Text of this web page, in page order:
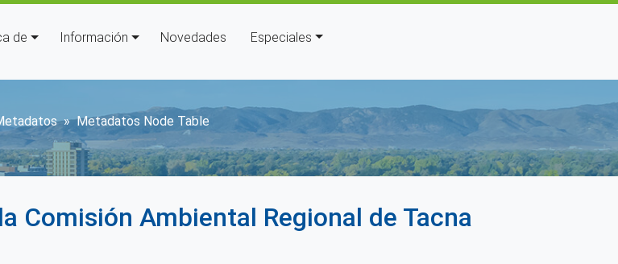
principal
de Información Novedades Especiales
enlaces de ayuda a la navegación
Metadatos Node Table
Comisión Ambiental Regional de Tacna